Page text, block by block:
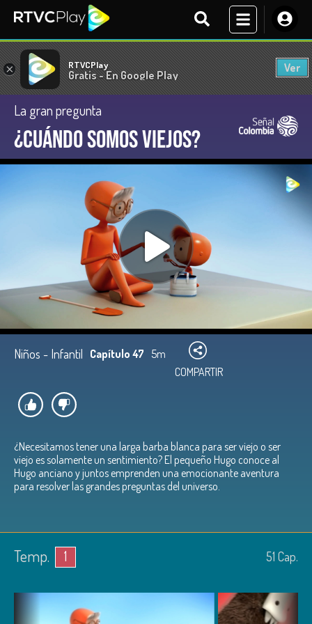
× RTVCPlay
Gratis - En Google Play
Ver
La gran pregunta
¿Cuándo somos viejos?
Niños - Infantil Capítulo 47 5m
COMPARTIR
¿Necesitamos tener una larga barba blanca para ser viejo o ser
viejo es solamente un sentimiento? El pequeño Hugo conoce al
Hugo anciano y juntos emprenden una emocionante aventura
para resolver las grandes preguntas del universo.
Temp. 1 51 Cap.